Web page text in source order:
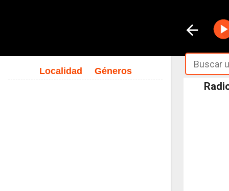
Localidad Géneros